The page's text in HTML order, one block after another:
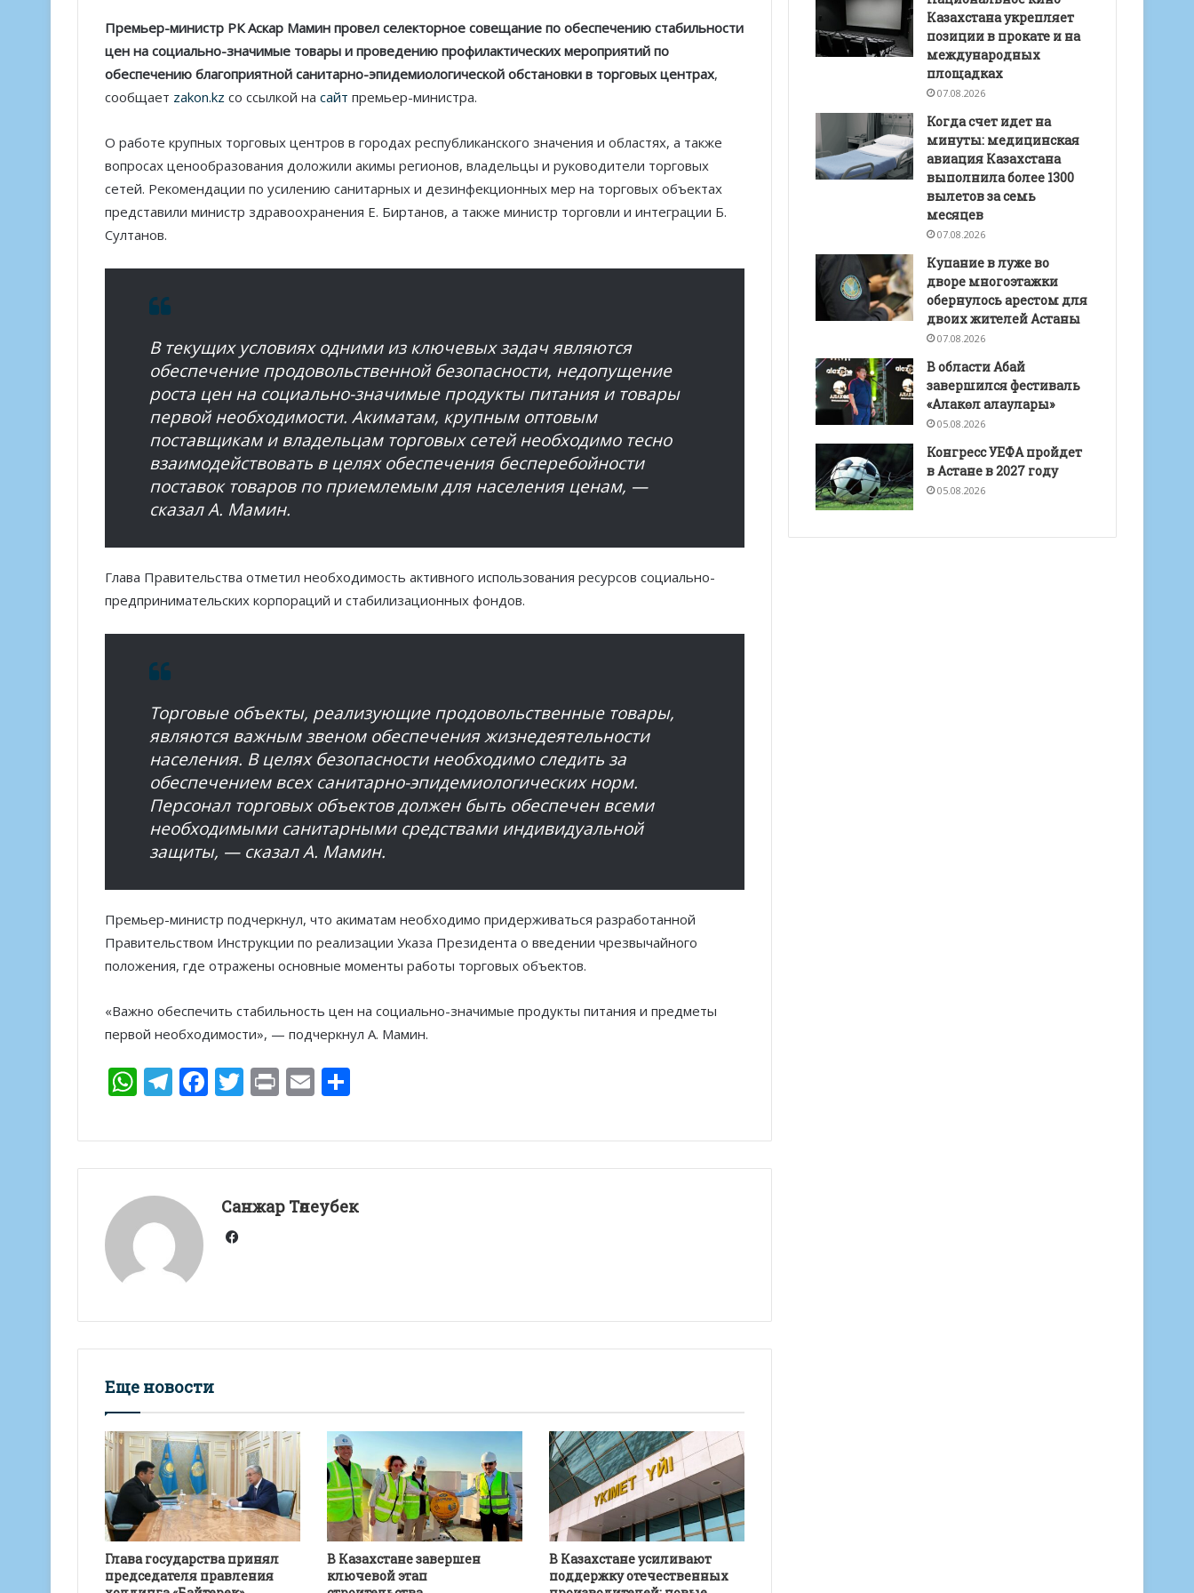
Премьер-министр РК Аскар Мамин провел селекторное совещание по обеспечению стабильности
цен на социально-значимые товары и проведению профилактических мероприятий по
обеспечению благоприятной санитарно-эпидемиологической обстановки в торговых центрах,
сообщает zakon.kz со ссылкой на сайт премьер-министра.
О работе крупных торговых центров в городах республиканского значения и областях, а также
вопросах ценообразования доложили акимы регионов, владельцы и руководители торговых
сетей. Рекомендации по усилению санитарных и дезинфекционных мер на торговых объектах
представили министр здравоохранения Е. Биртанов, а также министр торговли и интеграции Б.
Султанов.
В текущих условиях одними из ключевых задач являются
обеспечение продовольственной безопасности, недопущение
роста цен на социально-значимые продукты питания и товары
первой необходимости. Акиматам, крупным оптовым
поставщикам и владельцам торговых сетей необходимо тесно
взаимодействовать в целях обеспечения бесперебойности
поставок товаров по приемлемым для населения ценам, —
сказал А. Мамин.
Глава Правительства отметил необходимость активного использования ресурсов социально-
предпринимательских корпораций и стабилизационных фондов.
Торговые объекты, реализующие продовольственные товары,
являются важным звеном обеспечения жизнедеятельности
населения. В целях безопасности необходимо следить за
обеспечением всех санитарно-эпидемиологических норм.
Персонал торговых объектов должен быть обеспечен всеми
необходимыми санитарными средствами индивидуальной
защиты, — сказал А. Мамин.
Премьер-министр подчеркнул, что акиматам необходимо придерживаться разработанной
Правительством Инструкции по реализации Указа Президента о введении чрезвычайного
положения, где отражены основные моменты работы торговых объектов.
«Важно обеспечить стабильность цен на социально-значимые продукты питания и предметы
первой необходимости», — подчеркнул А. Мамин.
W
at
s
A
p
p
T
e
gr
a
m
F
e
b
o
o
T
itt
er
Pr
t
E
ai
l
п
р
а
в
Санжар Төлеубек
Facebook
Еще новости
Глава государства принял
председателя правления
В Казахстане завершен
ключевой этап
В Казахстане усиливают
поддержку отечественных
Казахстана укрепляет
позиции в прокате и на
международных
площадках
07.08.2026
Когда счет идет на
минуты: медицинская
авиация Казахстана
выполнила более 1300
вылетов за семь
месяцев
07.08.2026
Купание в луже во
дворе многоэтажки
обернулось арестом для
двоих жителей Астаны
07.08.2026
В области Абай
завершился фестиваль
«Алакөл алаулары»
05.08.2026
Конгресс УЕФА пройдет
в Астане в 2027 году
05.08.2026